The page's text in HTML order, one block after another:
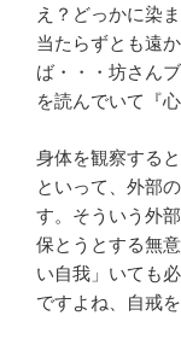
え？どっかに染
当たらずとも遠
ば・・・坊さん
を読んでいて『
身体を観察する
といって、外部
す。そういう外
保とうとする無
い自我」いても
ですよね、自戒